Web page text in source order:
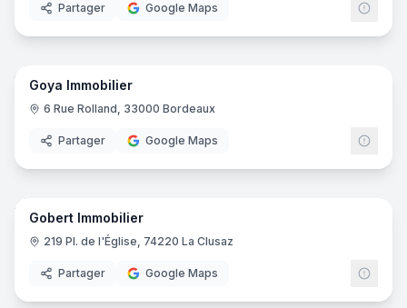
Partager Google Maps
5
Goya Immobilier
6 Rue Rolland, 33000 Bordeaux
Partager Google Maps
9
Gobert Immobilier
219 Pl. de l'Église, 74220 La Clusaz
Partager Google Maps